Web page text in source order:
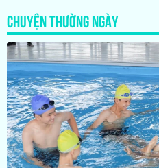
CHUYỆN THƯỜNG NGÀY